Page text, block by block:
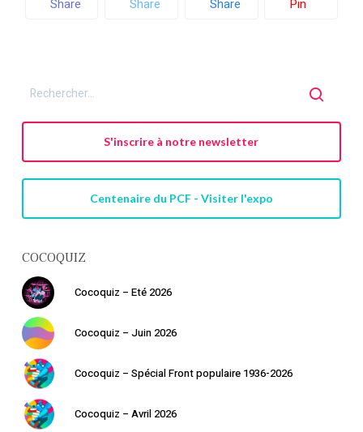
Share Share Share Pin
S'inscrire à notre newsletter
Centenaire du PCF - Visiter l'expo
COCOQUIZ
Cocoquiz – Eté 2026
Cocoquiz – Juin 2026
Cocoquiz – Spécial Front populaire 1936-2026
Cocoquiz – Avril 2026